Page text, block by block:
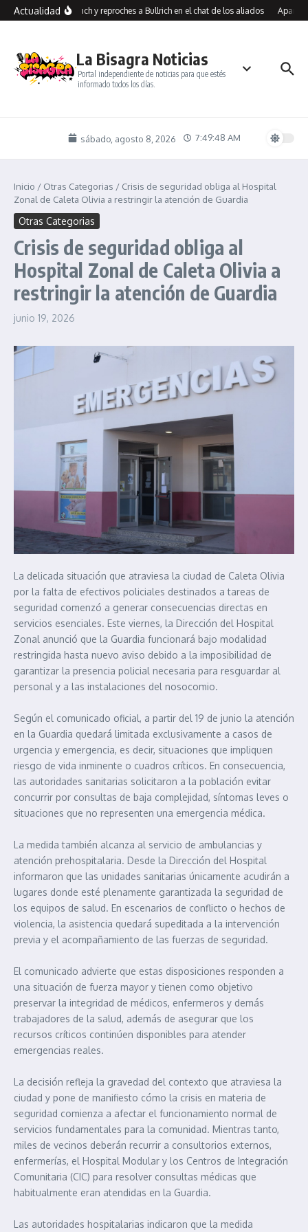
Saltar al contenido
Actualidad
contra Benegas Lynch y reproches a Bullrich en el chat de los aliados
La Bisagra Noticias
Portal independiente de noticias para que estés
informado todos los días.
sábado, agosto 8, 2026 7:49:48 AM
Inicio / Otras Categorias / Crisis de seguridad obliga al Hospital
Zonal de Caleta Olivia a restringir la atención de Guardia
Otras Categorias
Crisis de seguridad obliga al
Hospital Zonal de Caleta Olivia a
restringir la atención de Guardia
junio 19, 2026
La delicada situación que atraviesa la ciudad de Caleta Olivia
por la falta de efectivos policiales destinados a tareas de
seguridad comenzó a generar consecuencias directas en
servicios esenciales. Este viernes, la Dirección del Hospital
Zonal anunció que la Guardia funcionará bajo modalidad
restringida hasta nuevo aviso debido a la imposibilidad de
garantizar la presencia policial necesaria para resguardar al
personal y a las instalaciones del nosocomio.
Según el comunicado oficial, a partir del 19 de junio la atención
en la Guardia quedará limitada exclusivamente a casos de
urgencia y emergencia, es decir, situaciones que impliquen
riesgo de vida inminente o cuadros críticos. En consecuencia,
las autoridades sanitarias solicitaron a la población evitar
concurrir por consultas de baja complejidad, síntomas leves o
situaciones que no representen una emergencia médica.
La medida también alcanza al servicio de ambulancias y
atención prehospitalaria. Desde la Dirección del Hospital
informaron que las unidades sanitarias únicamente acudirán a
lugares donde esté plenamente garantizada la seguridad de
los equipos de salud. En escenarios de conflicto o hechos de
violencia, la asistencia quedará supeditada a la intervención
previa y el acompañamiento de las fuerzas de seguridad.
El comunicado advierte que estas disposiciones responden a
una situación de fuerza mayor y tienen como objetivo
preservar la integridad de médicos, enfermeros y demás
trabajadores de la salud, además de asegurar que los
recursos críticos continúen disponibles para atender
emergencias reales.
La decisión refleja la gravedad del contexto que atraviesa la
ciudad y pone de manifiesto cómo la crisis en materia de
seguridad comienza a afectar el funcionamiento normal de
servicios fundamentales para la comunidad. Mientras tanto,
miles de vecinos deberán recurrir a consultorios externos,
enfermerías, el Hospital Modular y los Centros de Integración
Comunitaria (CIC) para resolver consultas médicas que
habitualmente eran atendidas en la Guardia.
Las autoridades hospitalarias indicaron que la medida